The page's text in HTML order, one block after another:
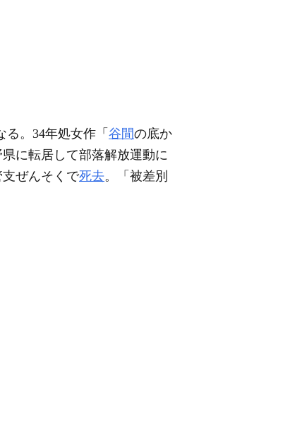
る。34年処女作「 谷間の底か
に転居して部落解放運動に
ぜんそくで死去。「被差別